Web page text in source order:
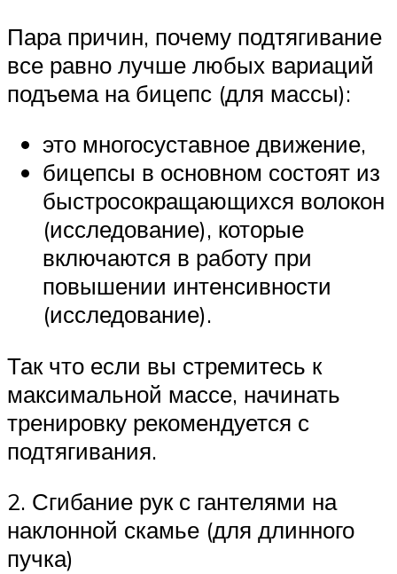
Пара причин, почему подтягивание
все равно лучше любых вариаций
подъема на бицепс (для массы):
это многосуставное движение,
бицепсы в основном состоят из
быстросокращающихся волокон
(исследование), которые
включаются в работу при
повышении интенсивности
(исследование).
Так что если вы стремитесь к
максимальной массе, начинать
тренировку рекомендуется с
подтягивания.
2. Сгибание рук с гантелями на
наклонной скамье (для длинного
пучка)